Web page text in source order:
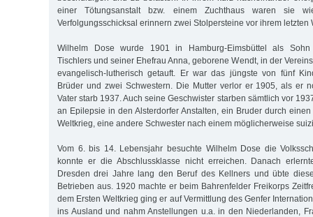
einer Tötungsanstalt bzw. einem Zuchthaus waren sie
Verfolgungsschicksal erinnern zwei Stolpersteine vor ihrem letzten
Wilhelm Dose wurde 1901 in Hamburg-Eimsbüttel als
Tischlers und seiner Ehefrau Anna, geborene Wendt, in der
evangelisch-lutherisch getauft. Er war das jüngste von fünf
Brüder und zwei Schwestern. Die Mutter verlor er 1905, als er
Vater starb 1937. Auch seine Geschwister starben sämtlich vor
an Epilepsie in den Alsterdorfer Anstalten, ein Bruder durch
Weltkrieg, eine andere Schwester nach einem möglicherweise
Vom 6. bis 14. Lebensjahr besuchte Wilhelm Dose die
konnte er die Abschlussklasse nicht erreichen. Danach
Dresden drei Jahre lang den Beruf des Kellners und übte
Betrieben aus. 1920 machte er beim Bahrenfelder Freikorps
dem Ersten Weltkrieg ging er auf Vermittlung des Genfer
ins Ausland und nahm Anstellungen u.a. in den Niederlanden,